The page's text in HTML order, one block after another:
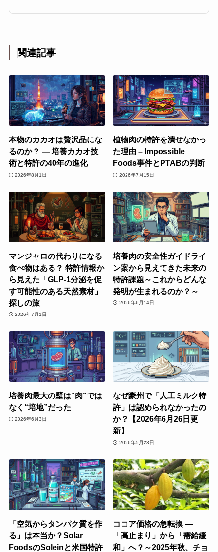
関連記事
本物のカカオは贅沢品にな
るのか？ ― 培養カカオ技
術と特許の40年の進化
2026年8月1日
植物肉の特許を潰せなかっ
た理由 – Impossible
Foods事件とPTABの判断
2026年7月15日
マンジャロの代わりになる
食べ物はある？ 特許情報か
ら見えた「GLP-1分泌を促
す可能性のある天然素材」
探しの旅
2026年7月1日
培養肉の安全性ガイドライ
ン案から見えてきた未来の
特許課題～これからどんな
発明が生まれるのか？～
2026年6月14日
培養肉最大の壁は“肉”では
なく“培地”だった
2026年6月3日
なぜ豪州で「人工ミルク特
許」は認められなかったの
か？【2026年6月26日更
新】
2026年5月23日
「空気からタンパク質を作
る」は本当か？Solar
FoodsのSoleinと米国特許
ココア価格の急転換 ―
「高止まり」から「需給緩
和」へ？～2025年秋、チョ